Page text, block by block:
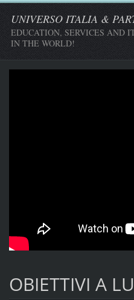
UNIVERSO ITALIA &
EDUCATION, SERVICES AND
IN THE WORLD!
OBIETTIVI A